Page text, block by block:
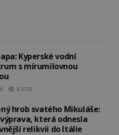
Kyperské vodní
s mírumilovnou
4.3TIS
hrob svatého Mikuláše:
která odnesla
relikvii do Itálie